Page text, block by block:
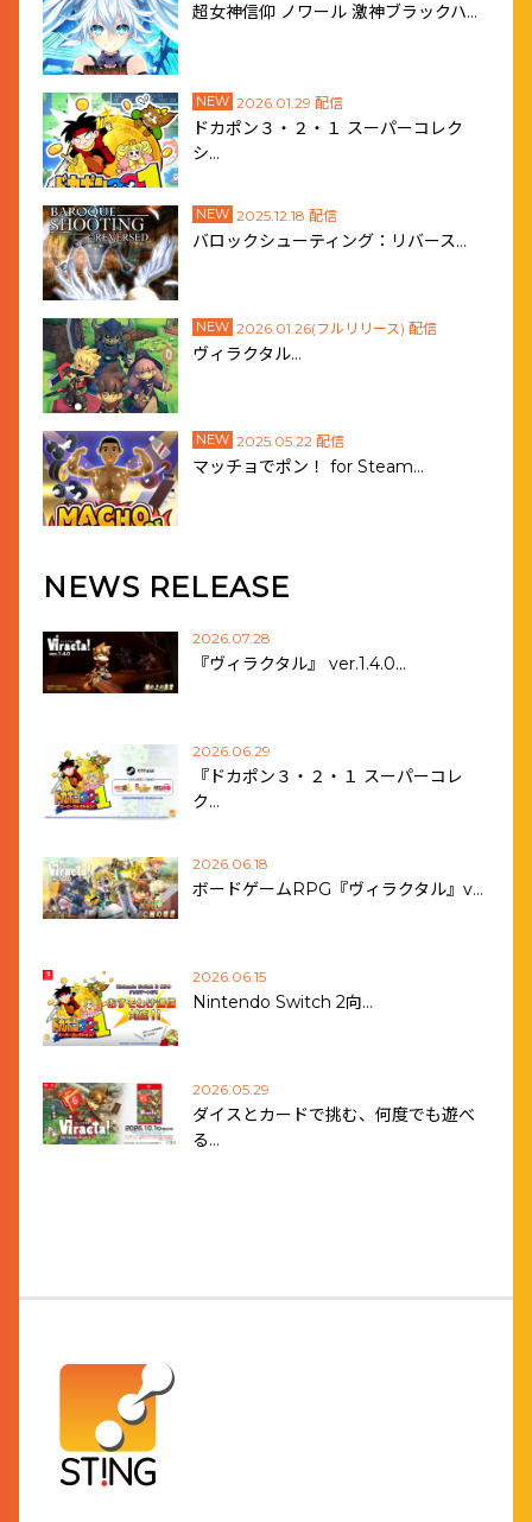
超女神信仰 ノワール 激神ブラックハ…
NEW 2026.01.29 配信
ドカポン３・２・１ スーパーコレク
シ…
NEW 2025.12.18 配信
バロックシューティング：リバース…
NEW 2026.01.26(フルリリース) 配信
ヴィラクタル…
NEW 2025.05.22 配信
マッチョでポン！ for Steam…
NEWS RELEASE
2026.07.28
『ヴィラクタル』 ver.1.4.0…
2026.06.29
『ドカポン３・２・１ スーパーコレ
ク…
2026.06.18
ボードゲームRPG『ヴィラクタル』v…
2026.06.15
Nintendo Switch 2向…
2026.05.29
ダイスとカードで挑む、何度でも遊べ
る…